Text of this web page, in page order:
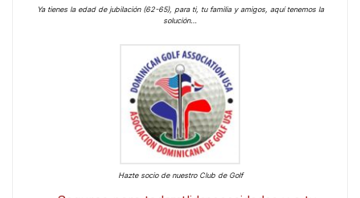
Ya tienes la edad de jubilación (62-65), para ti, tu familia y amigos, aquí tenemos la
solución…
Hazte socio de nuestro Club de Golf